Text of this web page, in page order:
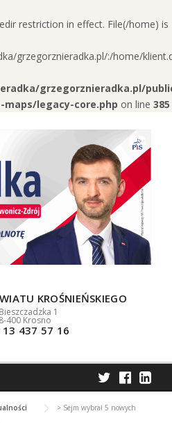
restriction in effect. File(/home) is
grzegorznieradka.pl/:/home/
grzegorznieradka.pl/
legacy-core.php on line 385
KROŚNIEŃSKIEGO
1
400 Krosno
13 437 57 16
> Sejm wybrał 5 nowych